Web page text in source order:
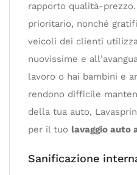
rapporto qualità-
prioritario, nonché
veicoli dei clienti
nuovissime e
lavoro o hai bambini e
rendono difficile
della tua auto,
per il tuo lavaggio auto
Sanificazione